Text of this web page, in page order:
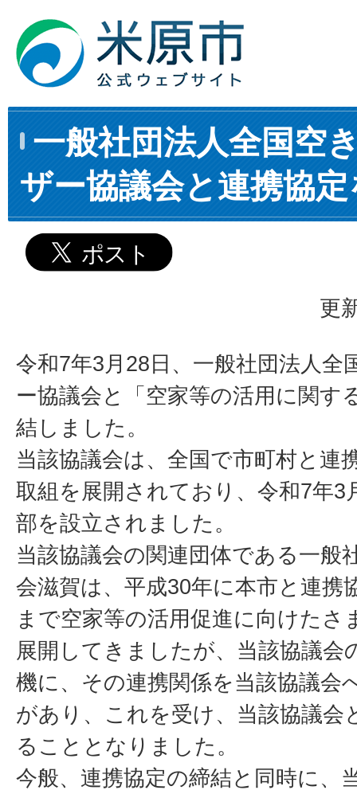
一般社団法人全国空
ザー協議会と連携協
更
令和7年3月28日、一般社団法人全
ー協議会と「空家等の活用に関す
結しました。
当該協議会は、全国で市町村と連
取組を展開されており、令和7年3
部を設立されました。
当該協議会の関連団体である一般
会滋賀は、平成30年に本市と連携
まで空家等の活用促進に向けたさ
展開してきましたが、当該協議会
機に、その連携関係を当該協議会
があり、これを受け、当該協議会
ることとなりました。
今般、連携協定の締結と同時に、